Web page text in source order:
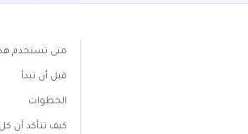
متى تستخدم
قبل أن تبدأ
الخطوات
كيف تتأكد أن